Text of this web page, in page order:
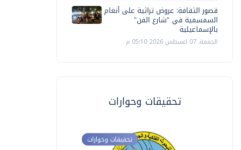
قصور الثقافة: عروض تراثية على أنغام
السمسمية في "شارع الفن"
بالإسماعيلية
الجمعة، 07 اغسطس 2026 05:10 م
تحقيقات وحوارات
تحقيقات وحوارات